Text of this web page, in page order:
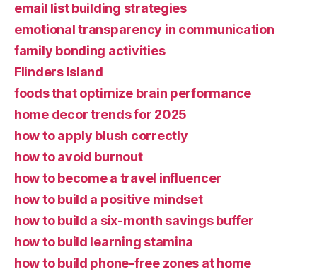
email list building strategies
emotional transparency in communication
family bonding activities
Flinders Island
foods that optimize brain performance
home decor trends for 2025
how to apply blush correctly
how to avoid burnout
how to become a travel influencer
how to build a positive mindset
how to build a six-month savings buffer
how to build learning stamina
how to build phone-free zones at home